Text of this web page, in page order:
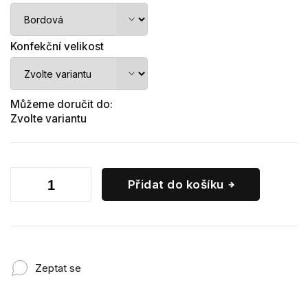
Konfekční velikost
Můžeme doručit do:
Zvolte variantu
Přidat do košíku
Zeptat se